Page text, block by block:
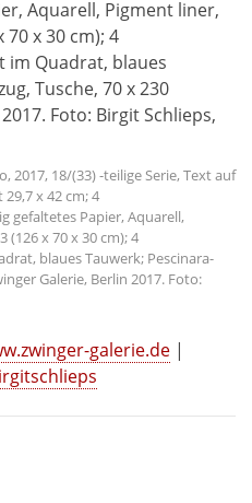
18/(33) -teilige Serie, Text auf
x 42 cm; 4
gefaltetes Papier, Aquarell,
(126 x 70 x 30 cm); 4
blaues Tauwerk; Pescinara-
Galerie, Berlin 2017. Foto:
galerie.de |